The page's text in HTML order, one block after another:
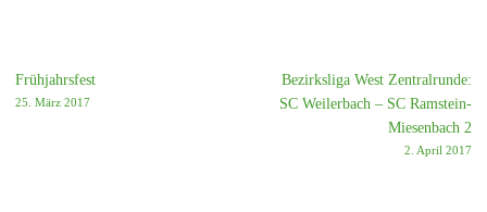
Frühjahrsfest
25. März 2017
Bezirksliga West Zentralrunde:
SC Weilerbach – SC Ramstein-
Miesenbach 2
2. April 2017